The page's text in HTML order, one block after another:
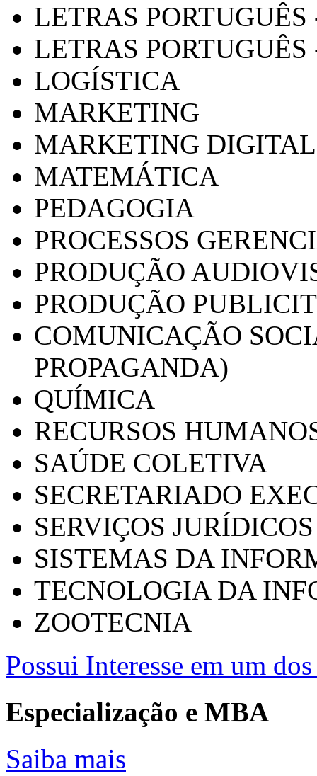
LETRAS
LETRAS PORTUGUÊS
LOGÍSTICA
MARKETING
MARKETING DIGITAL
MATEMÁTICA
PEDAGOGIA
PROCESSOS
PRODUÇÃO
PRODUÇÃO
COMUNICAÇÃO
PROPAGANDA)
QUÍMICA
RECURSOS
SAÚDE COLETIVA
SECRETARIADO
SERVIÇOS
SISTEMAS DA
TECNOLOGIA DA
ZOOTECNIA
Possui Interesse em um
Especialização e MBA
Saiba mais